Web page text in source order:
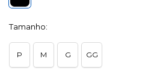
Tamanho:
P M G GG